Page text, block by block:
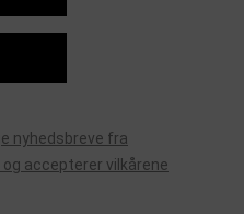
nyhedsbreve fra
og accepterer vilkårene